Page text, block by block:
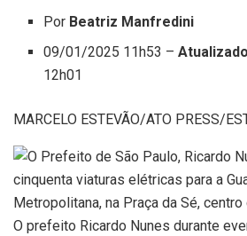
Por Beatriz Manfredini
09/01/2025 11h53 –
12h01
MARCELO ESTEVÃO/ATO PRESS/
O prefeito Ricardo Nunes durante